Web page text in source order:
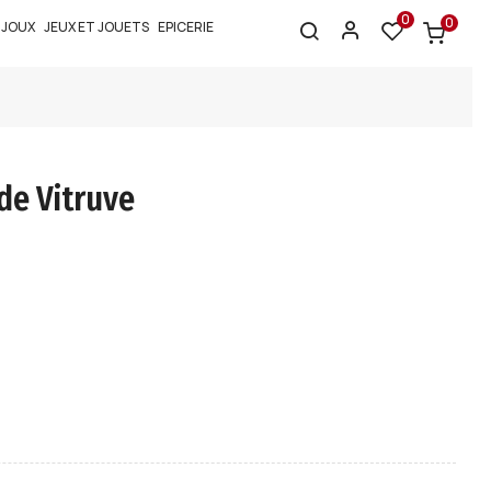
JEUX ET JOUETS EPICERIE 0 0
Vitruve